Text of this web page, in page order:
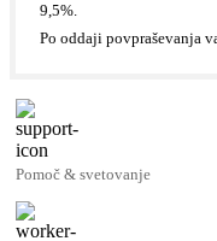
9,5%.
Po oddaji povpraševanja
Pomoč & svetovanje